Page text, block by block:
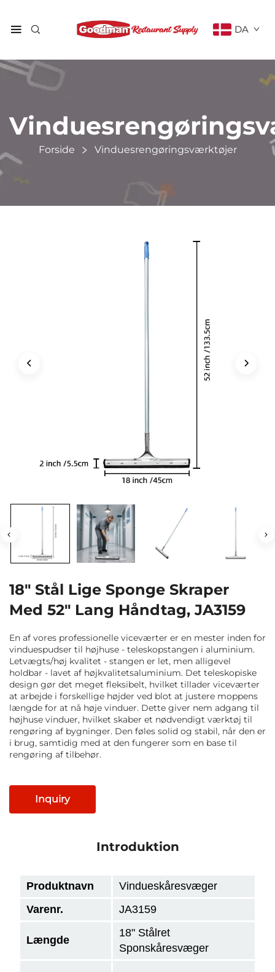
DA
Forside Vinduesrengøringsværktøjer
18" Stål Lige Sponge Skraper
Med 52" Lang Håndtag, JA3159
En af vores professionelle viceværter er en mester inden for
vinduespudser til højhuse - teleskopstangen i aluminium.
Letvægts/høj kvalitet - stangen er let, men alligevel
holdbar - lavet af højkvalitetsaluminium. Det teleskopiske
design gør det meget fleksibelt, hvilket tillader viceværter
at arbejde i forskellige højder ved blot at justere moppens
længde for at nå høje vinduer. Dette giver nem adgang til
højhuse vinduer, hvilket skaber et nødvendigt værktøj til
rengøring af bygninger. Den føles solid og stabil, når den er
i brug, samtidig med at den fungerer som en base til
rengøring af tilbehør.
Inquiry
Introduktion
Produktnavn
Vindueskåresvæger
Varenr.
JA3159
Længde
18" Stålret
Sponskåresvæger